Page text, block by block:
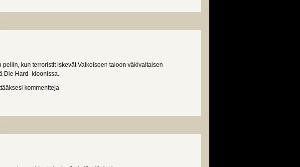
peliin, kun terroristit iskevät Valkoiseen taloon väkivaltaisen
Die Hard -kloonissa.
kommentteja